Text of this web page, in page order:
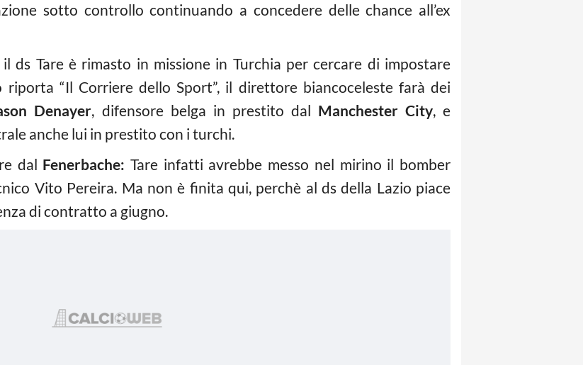
sotto controllo continuando a concedere delle chance all’ex
ds Tare è rimasto in missione in Turchia per cercare di impostare
“Il Corriere dello Sport”, il direttore biancoceleste farà dei
Denayer, difensore belga in prestito dal Manchester City, e
anche lui in prestito con i turchi.
dal Fenerbache: Tare infatti avrebbe messo nel mirino il bomber
Vito Pereira. Ma non è finita qui, perchè al ds della Lazio piace
di contratto a giugno.